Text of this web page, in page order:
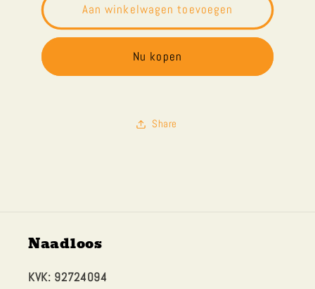
Stomerij
-
Trui
Stomerij
-
Trui
Aan winkelwagen toevoegen
Nu kopen
Share
Naadloos
KVK: 92724094